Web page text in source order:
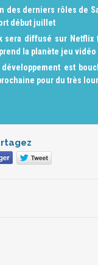
des derniers rôles de
début juillet
sera diffusé sur Netflix
la planète jeu vidéo
est
pour du très